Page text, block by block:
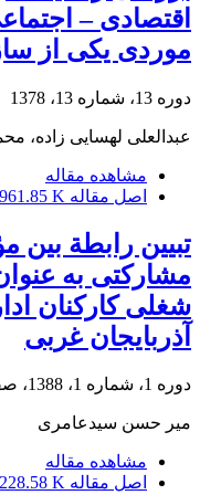
اقتصادی –
موردی یکی از
دوره 13، شماره 13، 1378
عبدالعلی لهسایی زاده،
مشاهده مقاله
اصل مقاله 961.85 K
تبیین رابطة بین
مشارکتی به
شغلی کارکنان
آذربایجان غربی
دوره 1، شماره 1، 1388، صفحه
میر حسن سیدعامری
مشاهده مقاله
اصل مقاله 228.58 K